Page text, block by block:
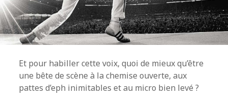
Et pour habiller cette voix, quoi de mieux qu’être
une bête de scène à la chemise ouverte, aux
pattes d’eph inimitables et au micro bien levé ?